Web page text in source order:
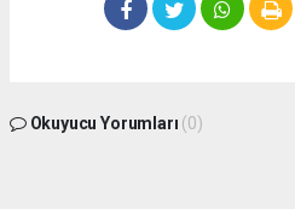
Okuyucu Yorumları (0)